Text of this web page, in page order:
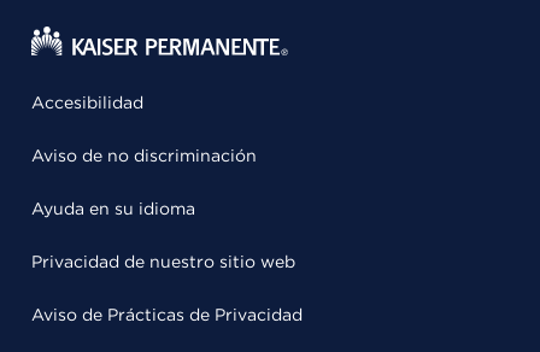
Accesibilidad
Aviso de no discriminación
Ayuda en su idioma
Privacidad de nuestro sitio web
Aviso de Prácticas de Privacidad